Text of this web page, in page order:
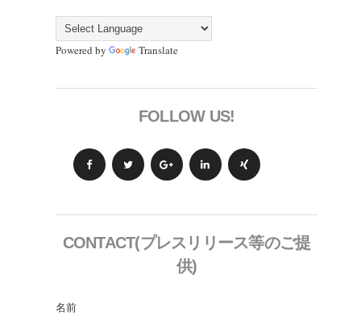
Powered by Translate
FOLLOW US!
CONTACT(プレスリリース等のご提
供)
名前